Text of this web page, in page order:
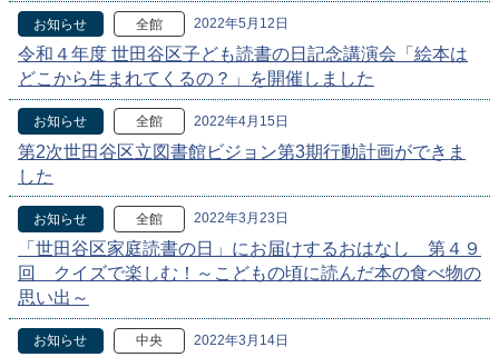
お知らせ 全館 2022年5月12日
令和４年度 世田谷区子ども読書の日記念講演会「絵本は
どこから生まれてくるの？」を開催しました
お知らせ 全館 2022年4月15日
第2次世田谷区立図書館ビジョン第3期行動計画ができま
した
お知らせ 全館 2022年3月23日
「世田谷区家庭読書の日」にお届けするおはなし 第４９
回 クイズで楽しむ！～こどもの頃に読んだ本の食べ物の
思い出～
お知らせ 中央 2022年3月14日